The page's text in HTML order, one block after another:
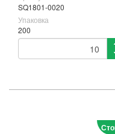
SQ1801-0020
Упаковка
200